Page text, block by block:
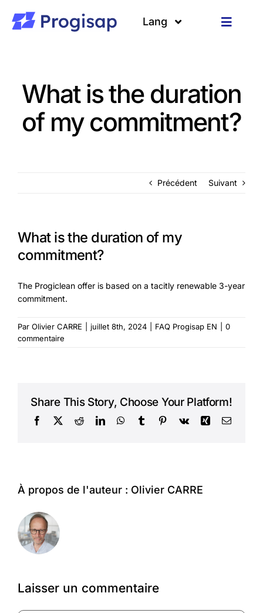
contenu
Toggle
A propos
Clients
Lang
What is the duration
of my commitment?
Précédent Suivant
What is the duration of my
commitment?
The Progiclean offer is based on a tacitly renewable 3-year
commitment.
Par Olivier CARRE juillet 8th, 2024 FAQ Progisap EN
0
commentaire
Share This Story, Choose Your Platform!
Facebook
X RedditLinkedInWhatsApp
TumblrPinterest
Vk Xing Courriel
À propos de l'auteur : Olivier CARRE
Laisser un commentaire